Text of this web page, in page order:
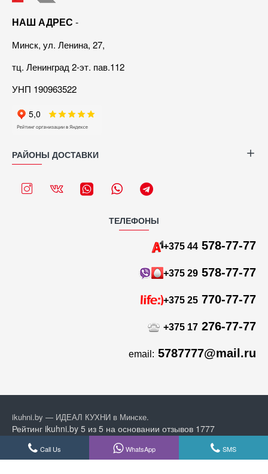
НАШ АДРЕС -
Минск, ул. Ленина, 27,
тц. Ленинград 2-эт. пав.112
УНП 190963522
РАЙОНЫ ДОСТАВКИ
ТЕЛЕФОНЫ
+375 44 578-77-77
+375 29 578-77-77
+375 25 770-77-77
+375 17276-77-77
email: 5787777@mail.ru
ikuhni.by — ИДЕАЛ КУХНИ в Минске.
Рейтинг ikuhni.by 5 из 5 на основании отзывов 1777
покупателей из
Call Us WhatsApp SMS